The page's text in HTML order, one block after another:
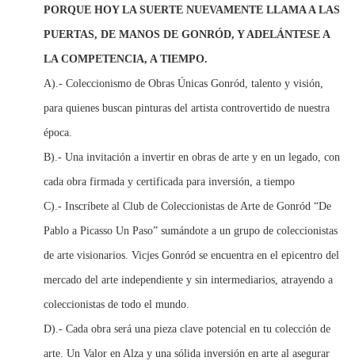
PORQUE HOY LA SUERTE NUEVAMENTE LLAMA A LAS
PUERTAS, DE MANOS DE GONRÓD, Y ADELÁNTESE A
LA COMPETENCIA, A TIEMPO.
A).- Coleccionismo de Obras Únicas Gonród, talento y visión,
para quienes buscan pinturas del artista controvertido de nuestra
época.
B).- Una invitación a invertir en obras de arte y en un legado, con
cada obra firmada y certificada para inversión, a tiempo
C).- Inscríbete al Club de Coleccionistas de Arte de Gonród “De
Pablo a Picasso Un Paso” sumándote a un grupo de coleccionistas
de arte visionarios. Vicjes Gonród se encuentra en el epicentro del
mercado del arte independiente y sin intermediarios, atrayendo a
coleccionistas de todo el mundo.
D).- Cada obra será una pieza clave potencial en tu colección de
arte. Un Valor en Alza y una sólida inversión en arte al asegurar